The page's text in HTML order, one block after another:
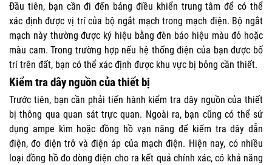
Đầu tiên, bạn cần đi đến bảng điều khiển trung tâm để có thể
xác định được vị trí của bộ ngắt mạch trong mạch điện. Bộ ngắt
mạch này thường được ký hiệu bằng đèn báo hiệu màu đỏ hoặc
màu cam. Trong trường hợp nếu hệ thống điện của bạn được bố
trí trên đất, bạn có thể xác định được khu vực bị bỏng cần thiết.
Kiểm tra dây nguồn của thiết bị
Trước tiên, bạn cần phải tiến hành kiểm tra dây nguồn của thiết
bị thông qua quan sát trực quan. Ngoài ra, bạn cũng có thể sử
dụng ampe kìm hoặc đồng hồ vạn năng để kiểm tra dây dẫn
điện, đo điện trở và điện áp của mạch điện. Hiện nay, có nhiều
loại đồng hồ đo dòng điện cho ra kết quả chính xác, có khả năng